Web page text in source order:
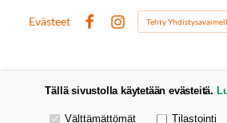
Evästeet
Instagram
Tehty
Tällä sivustolla käytetään evästeitä.
Valitse käytettävät evästeet
Välttämättömät Tilastointi